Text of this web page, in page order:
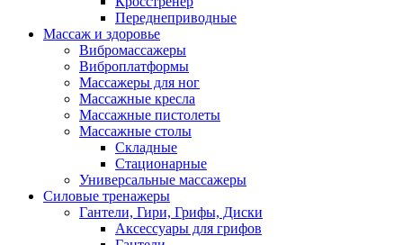
Переднеприводные
Массаж и здоровье
Вибромассажеры
Виброплатформы
Массажеры для ног
Массажные кресла
Массажные пистолеты
Массажные столы
Складные
Стационарные
Универсальные массажеры
Силовые тренажеры
Гантели, Гири, Грифы, Диски
Аксессуары для грифов